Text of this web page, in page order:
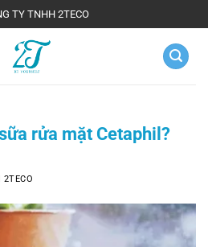
TY TNHH 2TECO
rửa mặt Cetaphil?
2TECO